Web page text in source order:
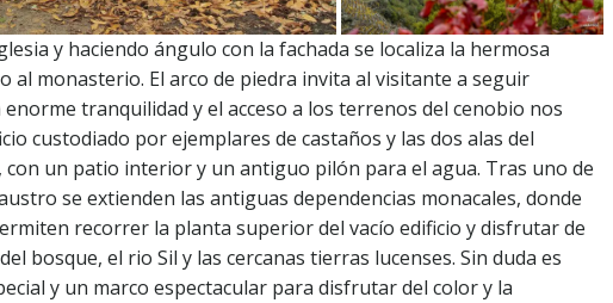
y haciendo ángulo con la fachada se localiza la hermosa
al monasterio. El arco de piedra invita al visitante a seguir
tranquilidad y el acceso a los terrenos del cenobio nos
custodiado por ejemplares de castaños y las dos alas del
un patio interior y un antiguo pilón para el agua. Tras uno de
se extienden las antiguas dependencias monacales, donde
recorrer la planta superior del vacío edificio y disfrutar de
bosque, el rio Sil y las cercanas tierras lucenses. Sin duda es
y un marco espectacular para disfrutar del color y la